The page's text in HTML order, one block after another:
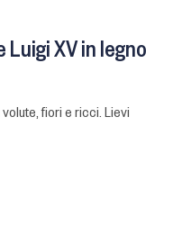
XV in legno